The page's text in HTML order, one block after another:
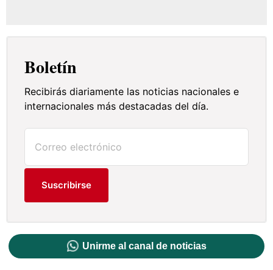
Boletín
Recibirás diariamente las noticias nacionales e
internacionales más destacadas del día.
Suscribirse
Unirme al canal de noticias